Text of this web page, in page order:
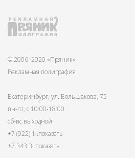
© 2006–2020 «Пряник»
Рекламная полиграфия
Екатеринбург, ул. Большакова, 75
пн-пт, с 10:00-18:00
сб-вс выходной
+7 (922) 1 ..показать
+7 343 3..показать